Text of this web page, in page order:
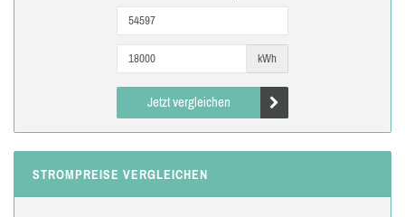
kWh
Jetzt vergleichen
STROMPREISE VERGLEICHEN